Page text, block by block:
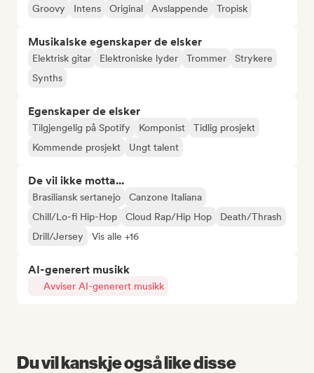
Groovy Intens Original Avslappende Tropisk
Musikalske egenskaper de elsker
Elektrisk gitar Elektroniske lyder Trommer
Strykere
Synths
Egenskaper de elsker
Tilgjengelig på Spotify Komponist
Tidlig prosjekt
Kommende prosjekt
Ungt talent
De vil ikke motta...
Brasiliansk sertanejo
Canzone Italiana
Chill/Lo-fi Hip-Hop
Cloud Rap/Hip Hop
Death/Thrash
Drill/Jersey
Vis alle +16
AI-generert musikk
Avviser AI-generert musikk
Du vil kanskje også like disse